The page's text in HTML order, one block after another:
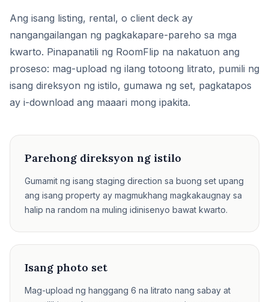
Ang isang listing, rental, o client deck ay
nangangailangan ng pagkakapare-pareho sa mga
kwarto. Pinapanatili ng RoomFlip na nakatuon ang
proseso: mag-upload ng ilang totoong litrato, pumili ng
isang direksyon ng istilo, gumawa ng set, pagkatapos
ay i-download ang maaari mong ipakita.
Parehong direksyon ng istilo
Gumamit ng isang staging direction sa buong set upang
ang isang property ay magmukhang magkakaugnay sa
halip na random na muling idinisenyo bawat kwarto.
Isang photo set
Mag-upload ng hanggang 6 na litrato nang sabay at